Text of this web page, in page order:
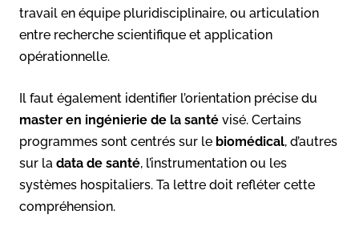
travail en équipe pluridisciplinaire, ou articulation
entre recherche scientifique et application
opérationnelle.
Il faut également identifier l’orientation précise du
master en ingénierie de la santé visé. Certains
programmes sont centrés sur le biomédical, d’autres
sur la data de santé, l’instrumentation ou les
systèmes hospitaliers. Ta lettre doit refléter cette
compréhension.